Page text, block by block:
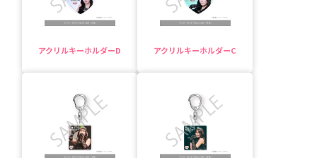
アクリルキーホルダーD アクリルキーホルダーC